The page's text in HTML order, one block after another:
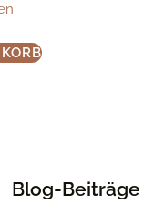
Blog-Beiträge